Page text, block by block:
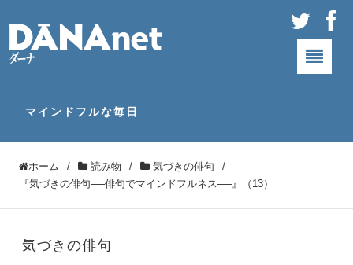
マインドフルな毎日
ホーム / 読み物 / 気づきの俳句
/
『気づきの俳句──俳句でマインドフルネス──』（13）
気づきの俳句